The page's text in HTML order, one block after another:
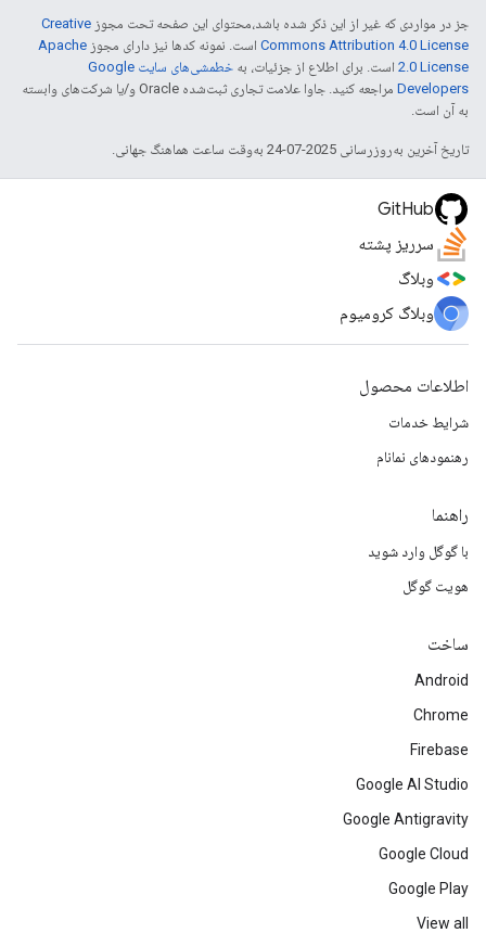
جز در مواردی که غیر از این ذکر شده باشد،‌محتوای این صفحه تحت مجوز Creative
Commons Attribution 4.0 License است. نمونه کدها نیز دارای مجوز Apache
2.0 License است. برای اطلاع از جزئیات، به
خطمشی‌های سایت Google
Developers‏
مراجعه کنید. جاوا علامت تجاری ثبت‌شده Oracle و/یا شرکت‌های وابسته
به آن است.
تاریخ آخرین به‌روزرسانی 2025-07-24 به‌وقت ساعت هماهنگ جهانی.
GitHub
سرریز پشته
وبلاگ
وبلاگ کرومیوم
اطلاعات محصول
شرایط خدمات
رهنمودهای نمانام
راهنما
با گوگل وارد شوید
هویت گوگل
ساخت
Android
Chrome
Firebase
Google AI Studio
Google Antigravity
Google Cloud
Google Play
View all